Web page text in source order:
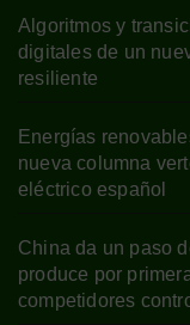
Algoritmos y
digitales de un
resiliente
Energías
nueva columna
eléctrico español
China da un paso
produce por
competidores